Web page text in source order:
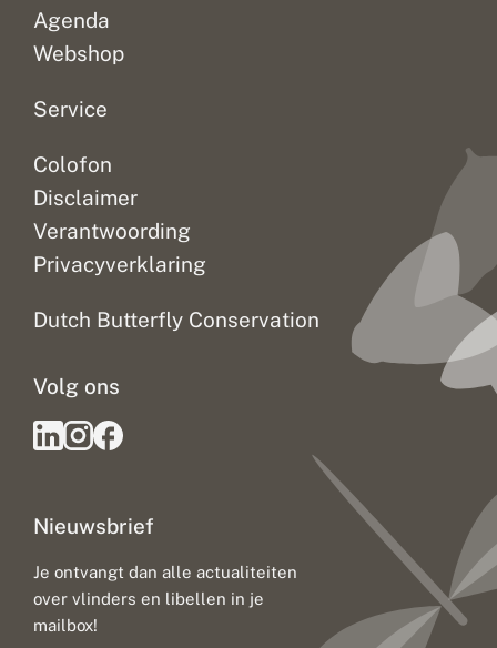
Agenda
Webshop
Service
Colofon
Disclaimer
Verantwoording
Privacyverklaring
Dutch Butterfly Conservation
Nieuwsbrief
Je ontvangt dan alle actualiteiten
over vlinders en libellen in je
mailbox!
Volg ons